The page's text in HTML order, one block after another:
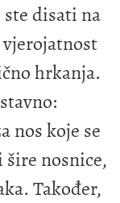
disati na
vjerojatnost
hrkanja.
nos koje se
nosnice,
Također,